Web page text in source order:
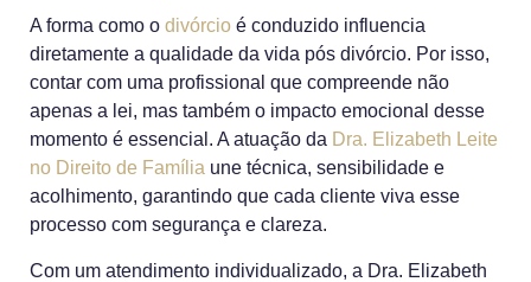
A forma como o divórcio é conduzido influencia
diretamente a qualidade da vida pós divórcio. Por isso,
contar com uma profissional que compreende não
apenas a lei, mas também o impacto emocional desse
momento é essencial. A atuação da Dra. Elizabeth Leite
no Direito de Família une técnica, sensibilidade e
acolhimento, garantindo que cada cliente viva esse
processo com segurança e clareza.
Com um atendimento individualizado, a Dra. Elizabeth